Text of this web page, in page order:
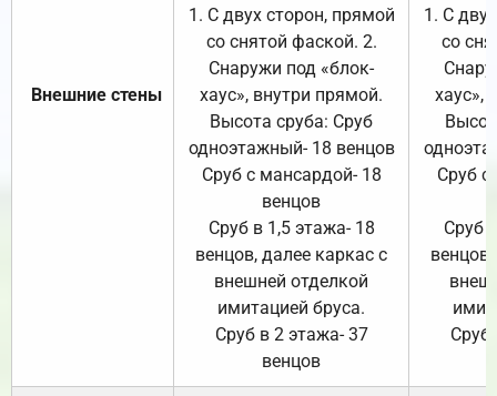
Внешние стены
1. С двух сторон, прямой
со снятой фаской. 2.
Снаружи под «блок-
хаус», внутри прямой.
Высота сруба: Сруб
одноэтажный- 18 венцов
Сруб с мансардой- 18
венцов
Сруб в 1,5 этажа- 18
венцов, далее каркас с
внешней отделкой
имитацией бруса.
Сруб в 2 этажа- 37
венцов
1. С
со
хаус»,
Сруб с
Сруб
Сруб